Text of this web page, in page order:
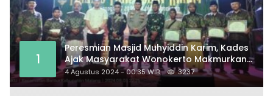
1
Peresmian Masjid Muhyiddin Karim, Kades
Ajak Masyarakat Wonokerto Makmurkan
Masjid
4 Agustus 2024 - 00:35 WIB 3237